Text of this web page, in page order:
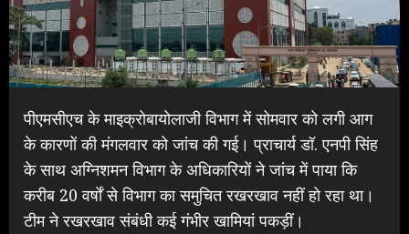
पीएमसीएच के माइक्रोबायोलाजी विभाग में सोमवार को लगी आग
के कारणों की मंगलवार को जांच की गई। प्राचार्य डॉ. एनपी सिंह
के साथ अग्निशमन विभाग के अधिकारियों ने जांच में पाया कि
करीब 20 वर्षाें से विभाग का समुचित रखरखाव नहीं हो रहा था।
टीम ने रखरखाव संबंधी कई गंभीर खामियां पकड़ीं।